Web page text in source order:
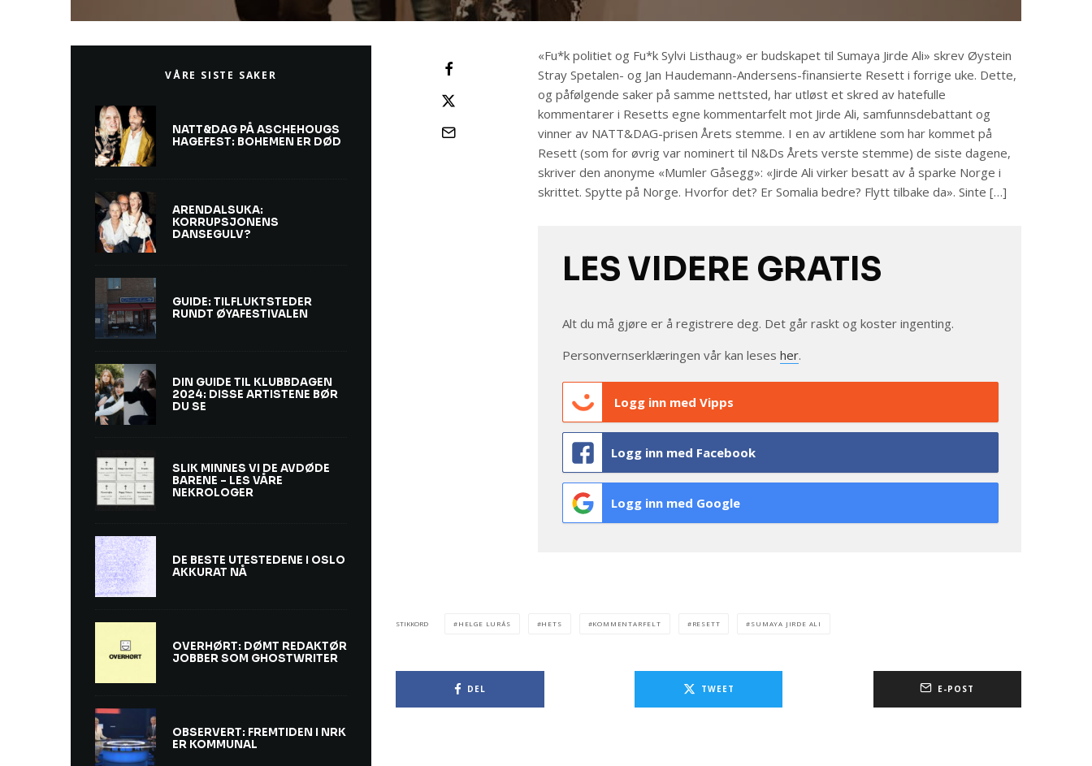
«Fu*k politiet og Fu*k Sylvi Listhaug» er budskapet til Sumaya Jirde Ali» skrev Øystein
Stray Spetalen- og Jan Haudemann-Andersens-finansierte Resett i forrige uke. Dette,
og påfølgende saker på samme nettsted, har utløst et skred av hatefulle
kommentarer i Resetts egne kommentarfelt mot Jirde Ali, samfunnsdebattant og
vinner av NATT&DAG-prisen Årets stemme. I en av artiklene som har kommet på
Resett (som for øvrig var nominert til N&Ds Årets verste stemme) de siste dagene,
skriver den anonyme «Mumler Gåsegg»: «Jirde Ali virker besatt av å sparke Norge i
skrittet. Spytte på Norge. Hvorfor det? Er Somalia bedre? Flytt tilbake da». Sinte […]
LES VIDERE GRATIS
Alt du må gjøre er å registrere deg. Det går raskt og koster ingenting.
Personvernserklæringen vår kan leses her.
Logg inn med Vipps
Logg inn med Facebook
Logg inn med Google
STIKKORD HELGE LURÅS HETS KOMMENTARFELT RESETT SUMAYA JIRDE ALI
DEL TWEET E-POST
VÅRE SISTE SAKER
NATT&DAG PÅ ASCHEHOUGS
HAGEFEST: BOHEMEN ER DØD
ARENDALSUKA:
KORRUPSJONENS
DANSEGULV?
GUIDE: TILFLUKTSTEDER
RUNDT ØYAFESTIVALEN
DIN GUIDE TIL KLUBBDAGEN
2024: DISSE ARTISTENE BØR
DU SE
SLIK MINNES VI DE AVDØDE
BARENE – LES VÅRE
NEKROLOGER
DE BESTE UTESTEDENE I OSLO
AKKURAT NÅ
OVERHØRT: DØMT REDAKTØR
JOBBER SOM GHOSTWRITER
OBSERVERT: FREMTIDEN I NRK
ER KOMMUNAL